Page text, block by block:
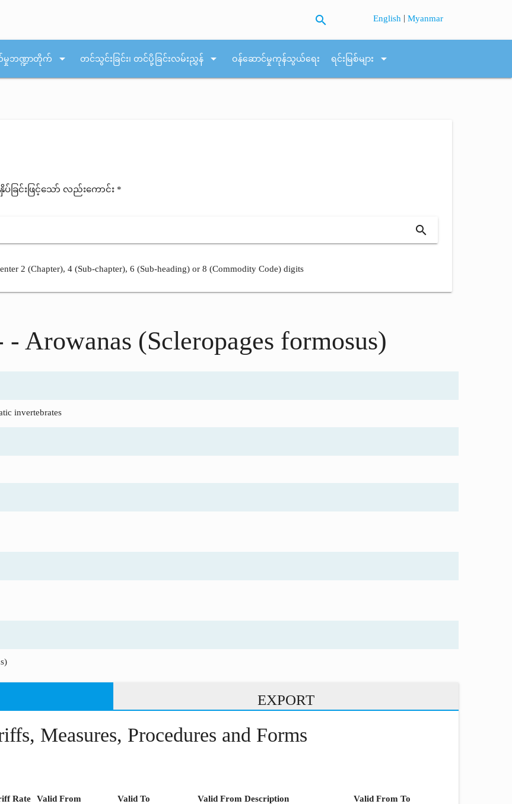
search English |Myanmar
ဘဏ္ဍာတိုက် arrow_drop_down တင်သွင်းခြင်း၊ တင်ပို့ခြင်းလမ်းညွှန် arrow_drop_down ဝန်ဆောင်မှုကုန်သွယ်ရေး ရင်းမြစ်များ arrow_drop_down
ြင်းဖြင့်သော် လည်းကောင်း *
search
2 (Chapter), 4 (Sub-chapter), 6 (Sub-heading) or 8 (Commodity Code) digits
- Arowanas (Scleropages formosus)
invertebrates
EXPORT
Measures, Procedures and Forms
Rate Valid From Valid To Valid From Description Valid From To